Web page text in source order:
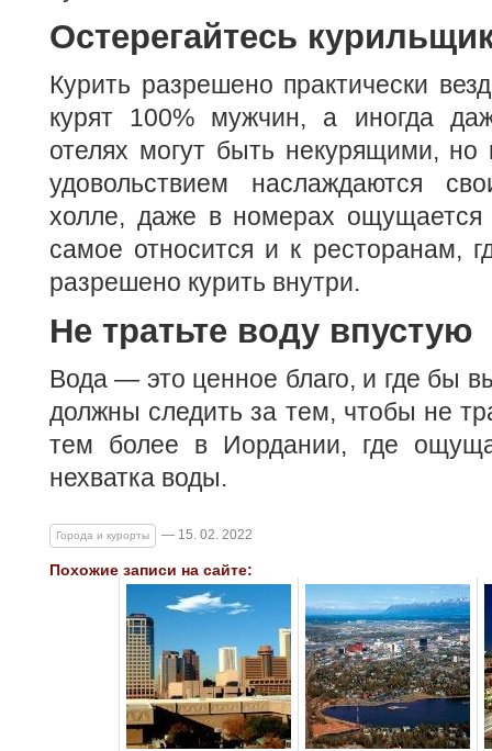
Остерегайтесь
Курить разрешено практически
курят 100% мужчин, а иногда
отелях могут быть некурящими, но
удовольствием наслаждаются
холле, даже в номерах
самое относится и к ресторанам,
разрешено курить внутри.
Не тратьте воду впустую
Вода — это ценное благо, и где бы
должны следить за тем, чтобы не
тем более в Иордании, где
нехватка воды.
Города и курорты — 15. 02. 2022
Похожие записи на сайте: